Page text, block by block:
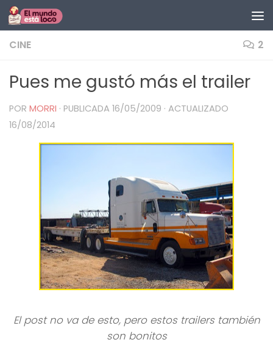
Saltar al contenido
CINE 2
Pues me gustó más el trailer
POR MORRI · PUBLICADA 16/05/2009 · ACTUALIZADO
16/08/2014
El post no va de esto, pero estos trailers también
son bonitos